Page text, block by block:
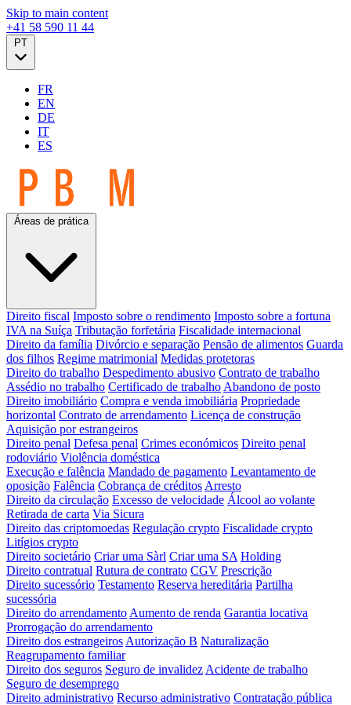
Skip to main content
+41 58 590 11 44
FR
EN
DE
IT
ES
Áreas de prática
Direito fiscal Imposto sobre o rendimento Imposto sobre a fortuna
IVA na Suíça Tributação forfetária Fiscalidade internacional
Direito da família Divórcio e separação Pensão de alimentos Guarda
dos filhos Regime matrimonial Medidas protetoras
Direito do trabalho Despedimento abusivo Contrato de trabalho
Assédio no trabalho Certificado de trabalho Abandono de posto
Direito imobiliário Compra e venda imobiliária Propriedade
horizontal Contrato de arrendamento Licença de construção
Aquisição por estrangeiros
Direito penal Defesa penal Crimes económicos Direito penal
rodoviário Violência doméstica
Execução e falência Mandado de pagamento Levantamento de
oposição Falência Cobrança de créditos Arresto
Direito da circulação Excesso de velocidade Álcool ao volante
Retirada de carta Via Sicura
Direito das criptomoedas Regulação crypto Fiscalidade crypto
Litígios crypto
Direito societário Criar uma Sàrl Criar uma SA Holding
Direito contratual Rutura de contrato CGV Prescrição
Direito sucessório Testamento Reserva hereditária Partilha
sucessória
Direito do arrendamento Aumento de renda Garantia locativa
Prorrogação do arrendamento
Direito dos estrangeiros Autorização B Naturalização
Reagrupamento familiar
Direito dos seguros Seguro de invalidez Acidente de trabalho
Seguro de desemprego
Direito administrativo Recurso administrativo Contratação pública